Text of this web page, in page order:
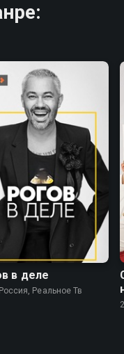
в деле
Реальное Тв